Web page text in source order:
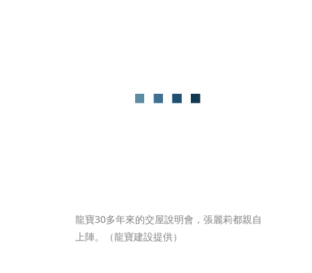
龍寶30多年來的交屋說明會，張麗莉都親自
上陣。（龍寶建設提供）